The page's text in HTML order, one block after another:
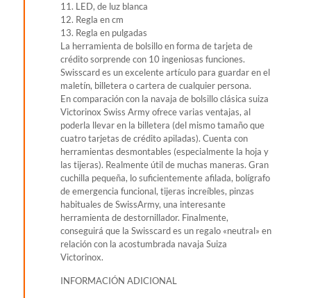
11. LED, de luz blanca
12. Regla en cm
13. Regla en pulgadas
La herramienta de bolsillo en forma de tarjeta de
crédito sorprende con 10 ingeniosas funciones.
Swisscard es un excelente artículo para guardar en el
maletín, billetera o cartera de cualquier persona.
En comparación con la navaja de bolsillo clásica suiza
Victorinox Swiss Army ofrece varias ventajas, al
poderla llevar en la billetera (del mismo tamaño que
cuatro tarjetas de crédito apiladas). Cuenta con
herramientas desmontables (especialmente la hoja y
las tijeras). Realmente útil de muchas maneras. Gran
cuchilla pequeña, lo suficientemente afilada, bolígrafo
de emergencia funcional, tijeras increíbles, pinzas
habituales de SwissArmy, una interesante
herramienta de destornillador. Finalmente,
conseguirá que la Swisscard es un regalo «neutral» en
relación con la acostumbrada navaja Suiza
Victorinox.
INFORMACIÓN ADICIONAL